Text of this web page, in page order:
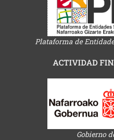
Plataforma de
ACTIVIDAD
Gobierno